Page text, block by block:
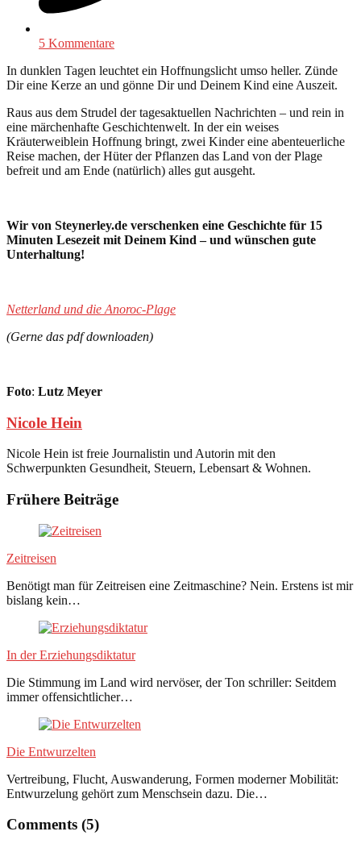
5 Kommentare
In dunklen Tagen leuchtet ein Hoffnungslicht umso heller. Zünde
Dir eine Kerze an und gönne Dir und Deinem Kind eine Auszeit.
Raus aus dem Strudel der tagesaktuellen Nachrichten – und rein in
eine märchenhafte Geschichtenwelt. In der ein weises
Kräuterweiblein Hoffnung bringt, zwei Kinder eine abenteuerliche
Reise machen, der Hüter der Pflanzen das Land von der Plage
befreit und am Ende (natürlich) alles gut ausgeht.
Wir von Steynerley.de verschenken eine Geschichte für 15
Minuten Lesezeit mit Deinem Kind – und wünschen gute
Unterhaltung!
Netterland und die Anoroc-Plage
(Gerne das pdf downloaden)
Foto: Lutz Meyer
Nicole Hein
Nicole Hein ist freie Journalistin und Autorin mit den
Schwerpunkten Gesundheit, Steuern, Lebensart & Wohnen.
Frühere Beiträge
Zeitreisen
Benötigt man für Zeitreisen eine Zeitmaschine? Nein. Erstens ist mir
bislang kein…
In der Erziehungsdiktatur
Die Stimmung im Land wird nervöser, der Ton schriller: Seitdem
immer offensichtlicher…
Die Entwurzelten
Vertreibung, Flucht, Auswanderung, Formen moderner Mobilität:
Entwurzelung gehört zum Menschsein dazu. Die…
Comments (5)